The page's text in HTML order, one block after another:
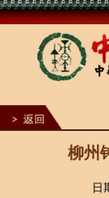
2
4
柳州
日